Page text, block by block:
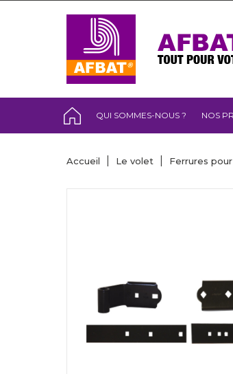
QUI SOMMES-NOUS ? NOS
Accueil Le volet Ferrures